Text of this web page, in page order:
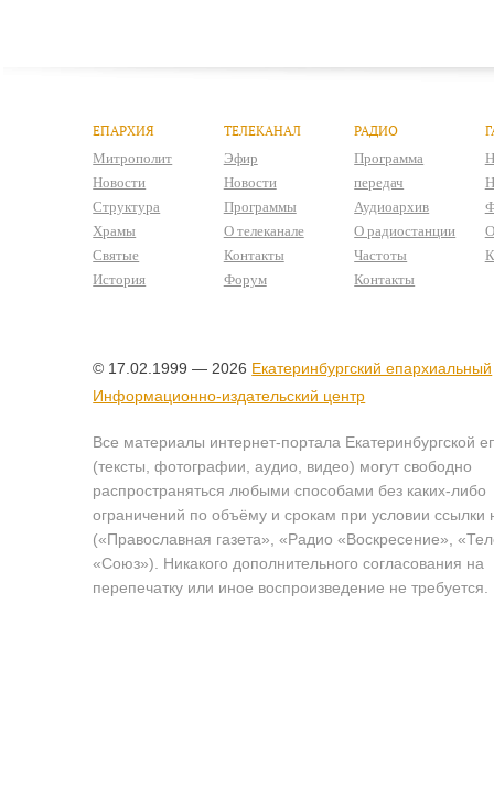
ЕПАРХИЯ
Митрополит
Новости
Структура
Храмы
Святые
История
ТЕЛЕКАНАЛ
Эфир
Новости
Программы
О телеканале
Контакты
Форум
РАДИО
Программа
передач
Аудиоархив
О радиостанции
Частоты
Контакты
© 17.02.1999 — 2026 Екатеринбургский епархиальный
Информационно-издательский центр
Все материалы интернет-портала Екатеринбургской
(тексты, фотографии, аудио, видео) могут свободно
распространяться любыми способами без каких-либо
ограничений по объёму и срокам при условии ссылки
(«Православная газета», «Радио «Воскресение»,
«Союз»). Никакого дополнительного согласования на
перепечатку или иное воспроизведение не требуется.